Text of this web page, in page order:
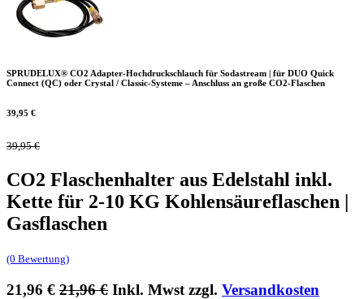
SPRUDELUX® CO2 Adapter-Hochdruckschlauch für Sodastream | für DUO Quick
Connect (QC) oder Crystal / Classic-Systeme – Anschluss an große CO2-Flaschen
39,95 €
39,95€
CO2 Flaschenhalter aus Edelstahl inkl.
Kette für 2-10 KG Kohlensäureflaschen |
Gasflaschen
(0 Bewertung)
21,96 € 21,96€ Inkl. Mwst zzgl. Versandkosten